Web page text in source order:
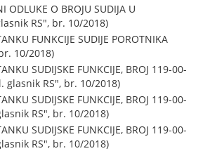
ODLUKE O BROJU SUDIJA U
RS", br. 10/2018)
FUNKCIJE SUDIJE POROTNIKA
10/2018)
SUDIJSKE FUNKCIJE, BROJ 119-00-
glasnik RS", br. 10/2018)
SUDIJSKE FUNKCIJE, BROJ 119-00-
RS", br. 10/2018)
SUDIJSKE FUNKCIJE, BROJ 119-00-
RS", br. 10/2018)